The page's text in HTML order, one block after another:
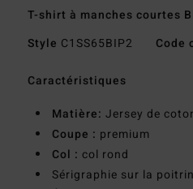
T-shirt à manches courtes
Style C1SS65BIP2 Code
Caractéristiques
Matière: Jersey de
Coupe : premium
Col : col rond
Sérigraphie sur la